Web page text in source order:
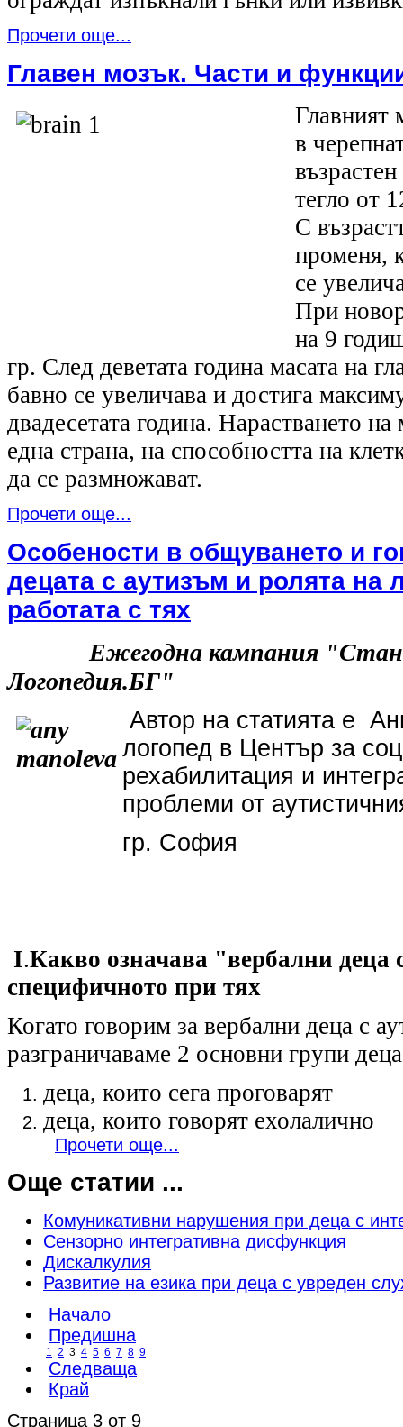
Прочети още...
Главен мозък. Части и
Главният
в
тегло от
С
променя,
се
При
на 9
гр. След деветата година масата на
бавно се увеличава и достига
двадесетата година. Нарастването
една страна, на способността на
да се размножават.
Прочети още...
Особености в общуването и
децата с аутизъм и ролята на
работата с тях
Ежегодна кампания "Стани
Логопедия.БГ"
Автор на статията е
логопед в Център за
рехабилитация и
проблеми от
гр. София
I.Какво означава "вербални деца
специфичното при тях
Когато говорим за вербални деца с
разграничаваме 2 основни групи
деца, които сега проговарят
деца, които говорят ехолалично
Прочети още...
Още статии ...
Комуникативни нарушения при деца с
Сензорно интегративна дисфункция
Дискалкулия
Развитие на езика при деца с увреден
Начало
Предишна
1 2 3 4 5 6 7 8 9
Следваща
Край
Страница 3 от 9